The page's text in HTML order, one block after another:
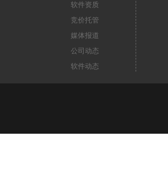
软件资质
竞价托管
媒体报道
公司动态
软件动态